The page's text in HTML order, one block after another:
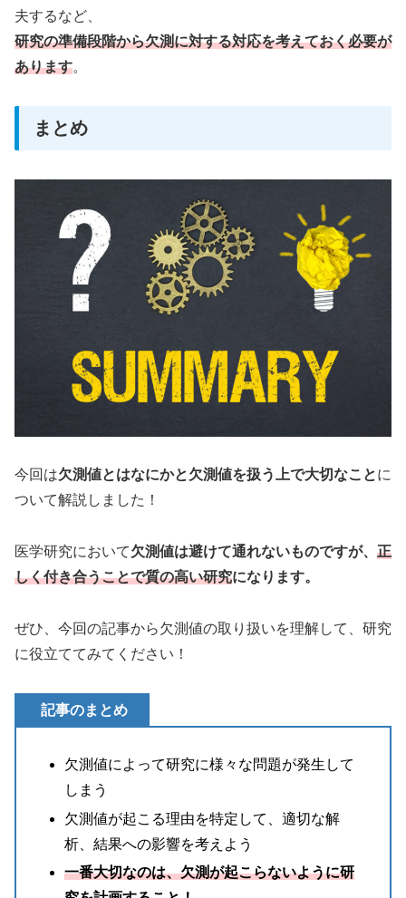
夫するなど、
研究の準備段階から欠測に対する対応を考えておく必要が
あります。
まとめ
今回は欠測値とはなにかと欠測値を扱う上で大切なことに
ついて解説しました！
医学研究において欠測値は避けて通れないものですが、 正
しく付き合うことで質の高い研究になります。
ぜひ、今回の記事から欠測値の取り扱いを理解して、研究
に役立ててみてください！
記事のまとめ
欠測値によって研究に様々な問題が発生して
しまう
欠測値が起こる理由を特定して、適切な解
析、結果への影響を考えよう
一番大切なのは、欠測が起こらないように研